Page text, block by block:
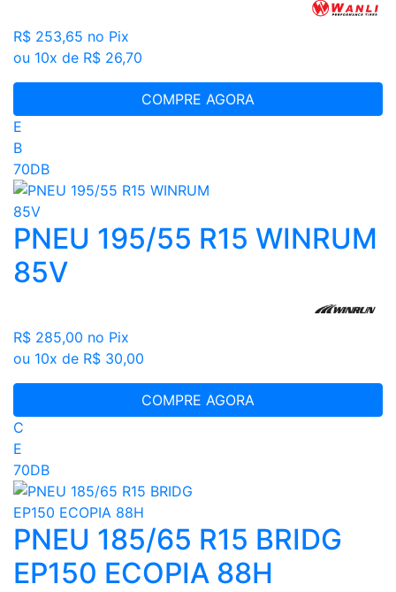
R$ 253,65 no Pix
ou 10x de R$ 26,70
COMPRE AGORA
E
B
70DB
PNEU 195/55 R15 WINRUM
85V
R$ 285,00 no Pix
ou 10x de R$ 30,00
COMPRE AGORA
C
E
70DB
PNEU 185/65 R15 BRIDG
EP150 ECOPIA 88H